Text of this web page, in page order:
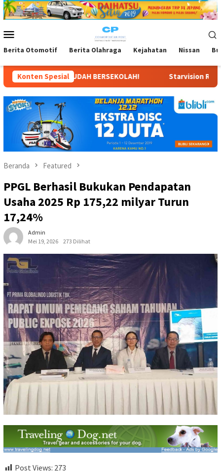
Loncat
ke
Mobile
Berita Otomotif Berita Olahraga Kejahatan Nissan
Konten SpesialStarvision Rilis Poster & Trailer “Agensi
Beranda Featured
PPGL Berhasil Bukukan Pendapatan
Usaha 2025 Rp 175,22 milyar Turun
17,24%
Admin
Mei 19, 2026
273 Dilihat
Post Views: 273